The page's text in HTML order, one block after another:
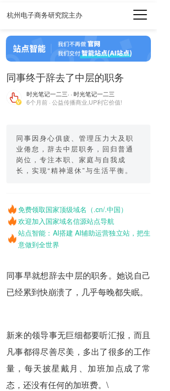
杭州电子商务研究院主办
同事终于辞去了中层的职务
时光笔记一二三· · 时光笔记一二三
6个月前 · 公益传播商业,UP利它价值!
同事因身心俱疲、管理压力大及职
业倦怠，辞去中层职务，回归普通
岗位，专注本职、家庭与自我成
长，实现“精神退休”与生活平衡。
免费领取国家顶级域名（.cn/.中国）
欢迎加入国家域名信源站点导航
站点智能：AI搭建 AI辅助运营独立站，把生
意做到全世界
同事早就想辞去中层的职务。她说自己
已经累到快崩溃了，几乎每晚都失眠。
新来的领导事无巨细都要听汇报，而且
凡事都得尽善尽美，多出了很多的工作
量，每天披星戴月、加班加点成了常
态，还没有任何的加班费。\